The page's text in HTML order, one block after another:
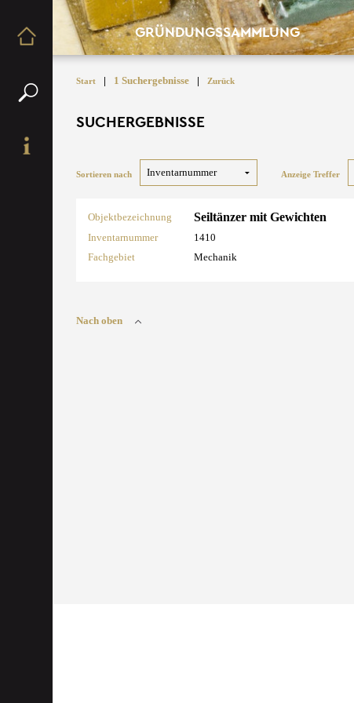
GRÜNDUNGSSAMMLUNG
Start | 1 Suchergebnisse | Zurück
SUCHERGEBNISSE
Sortieren nach Anzeige Treffer
Objektbezeichnung Seiltänzer mit Gewichten
Inventarnummer
1410
Fachgebiet
Mechanik
Nach oben